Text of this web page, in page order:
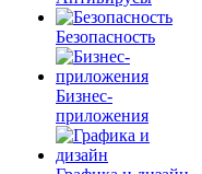
Безопасность
Бизнес-
приложения